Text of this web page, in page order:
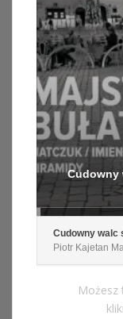
Cudowny
Cudowny walc
Piotr Kajetan
Możesz